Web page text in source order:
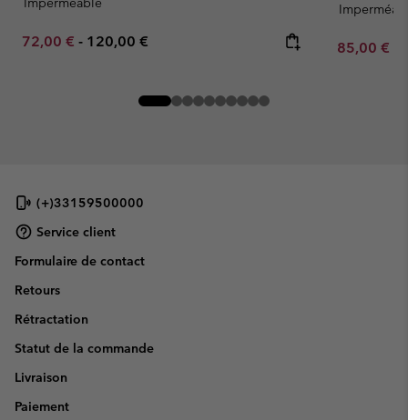
Minimum sale price:
72,00 € - Maximum price:
120,00 € Minimum
85,00 €
(+)33159500000
Service client
Formulaire de contact
Retours
Rétractation
Statut de la commande
Livraison
Paiement